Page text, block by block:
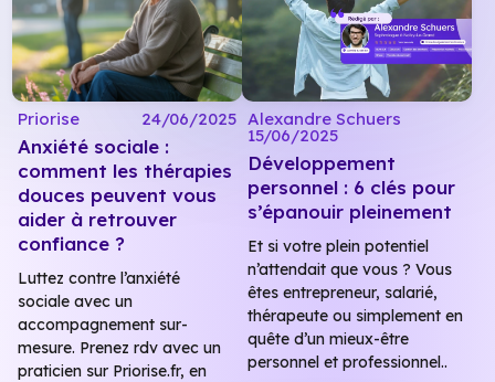
Priorise 24/06/2025
Anxiété sociale :
comment les thérapies
douces peuvent vous
aider à retrouver
confiance ?
Luttez contre l’anxiété
sociale avec un
accompagnement sur-
mesure. Prenez rdv avec un
praticien sur Priorise.fr, en
Alexandre Schuers
15/06/2025
Développement
personnel : 6 clés pour
s’épanouir pleinement
Et si votre plein potentiel
n’attendait que vous ? Vous
êtes entrepreneur, salarié,
thérapeute ou simplement en
quête d’un mieux-être
personnel et professionnel..